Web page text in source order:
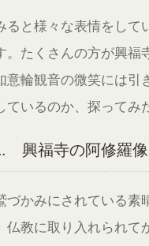
ると様々な表情をし
。たくさんの方が興
輪観音の微笑には引
いるのか、探ってみ
興福寺の阿修羅像
づかみにされている
教に取り入れられて